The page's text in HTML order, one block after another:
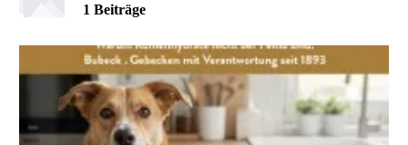
1 Beiträge